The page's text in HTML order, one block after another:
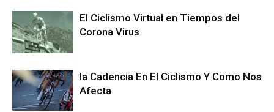
El Ciclismo Virtual en Tiempos del
Corona Virus
la Cadencia En El Ciclismo Y Como Nos
Afecta